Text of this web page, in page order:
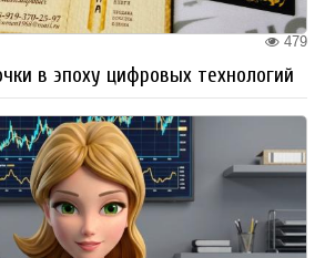
479
в эпоху цифровых технологий